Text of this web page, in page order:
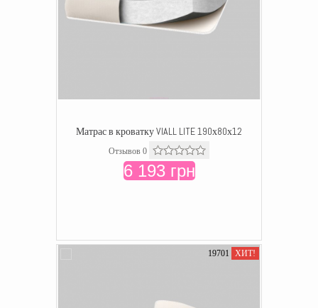
Матрас в кроватку VIALL LITE 190х80х12
Отзывов 0
6 193 грн
19701 ХИТ!